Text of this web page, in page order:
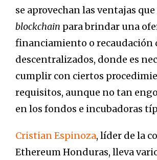
se aprovechan las ventajas que
blockchain para brindar una
financiamiento o recaudación
descentralizados, donde es
cumplir con ciertos
requisitos, aunque no tan
en los fondos e incubadoras
Cristian Espinoza, líder de la
Ethereum Honduras, lleva